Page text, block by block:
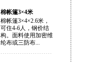
棉帐篷3×4米
棉帐篷3×4×2.6米，
可住4-6人，钢价结
构。面料使用加密维
纶布或三防布...